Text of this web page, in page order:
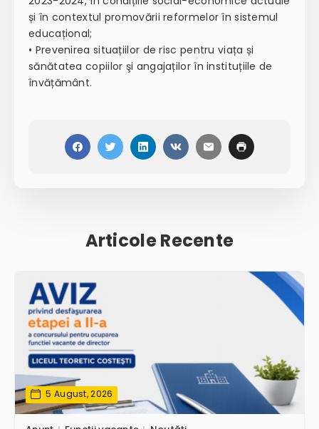
și în contextul promovării reformelor în sistemul
educațional;
• Prevenirea situațiilor de risc pentru viața și
sănătatea copiilor şi angajaților în instituțiile de
învățământ.
Articole Recente
5 August, 2026